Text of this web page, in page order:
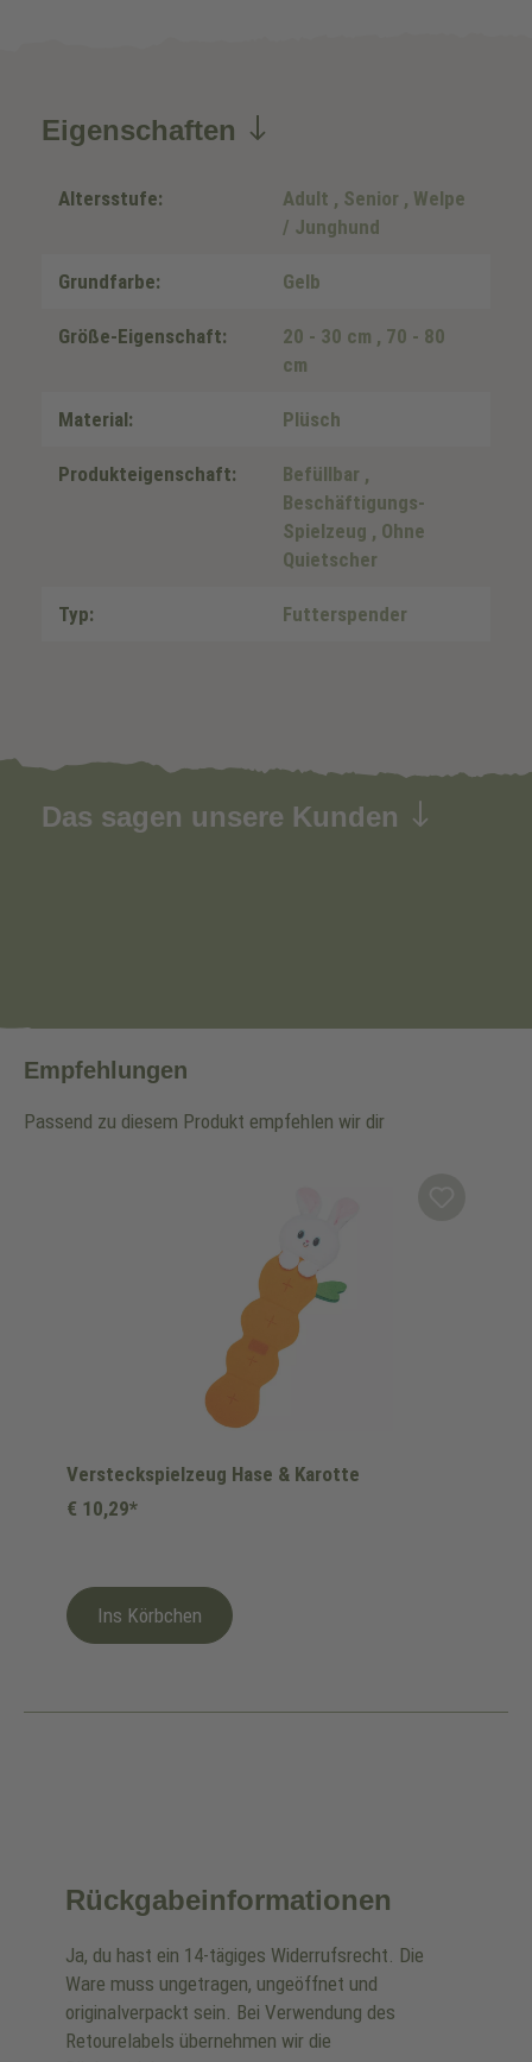
Eigenschaften
Altersstufe: Adult , Senior , Welpe
/ Junghund
Grundfarbe: Gelb
Größe-Eigenschaft: 20 - 30 cm , 70 - 80
cm
Material: Plüsch
Produkteigenschaft: Befüllbar ,
Beschäftigungs-
Spielzeug , Ohne
Quietscher
Typ: Futterspender
Das sagen unsere Kunden
Empfehlungen
Passend zu diesem Produkt empfehlen wir dir
Versteckspielzeug Hase & Karotte
€ 10,29*
Ins Körbchen
Rückgabeinformationen
Ja, du hast ein 14-tägiges Widerrufsrecht. Die
Ware muss ungetragen, ungeöffnet und
originalverpackt sein. Bei Verwendung des
Retourelabels übernehmen wir die